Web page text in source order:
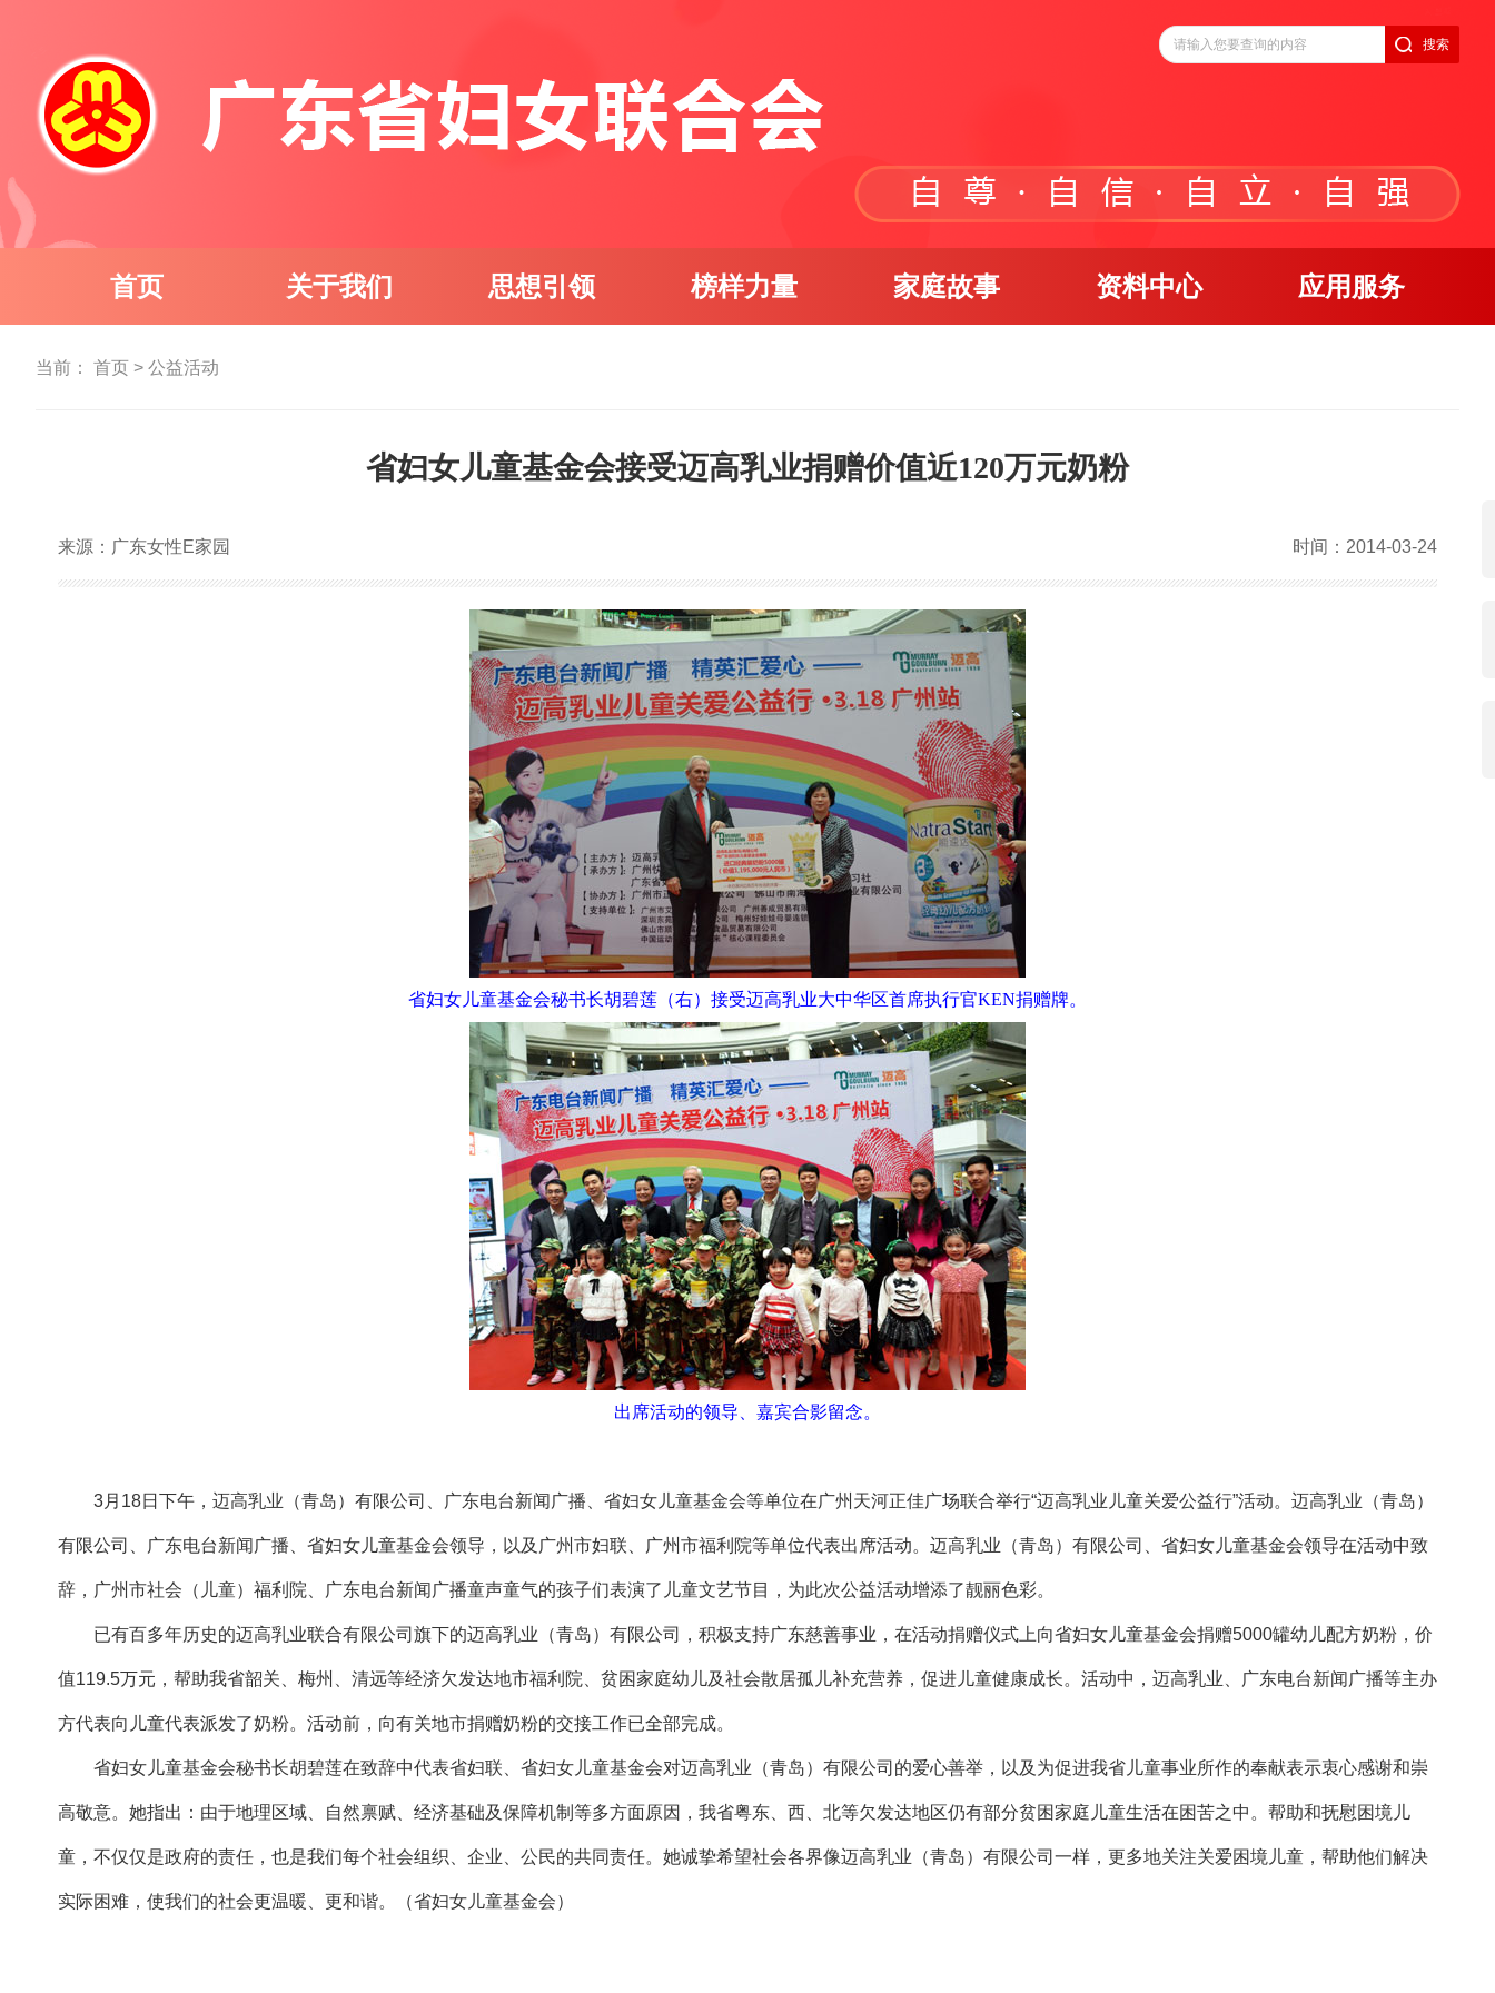
搜索
首页 关于我们 思想引领 榜样力量 家庭故事 资料中心 应用服务
当前： 首页 > 公益活动
省妇女儿童基金会接受迈高乳业捐赠价值近120万元奶粉
来源：广东女性E家园 时间：2014-03-24
省妇女儿童基金会秘书长胡碧莲（右）接受迈高乳业大中华区首席执行官KEN捐赠牌。
出席活动的领导、嘉宾合影留念。
3月18日下午，迈高乳业（青岛）有限公司、广东电台新闻广播、省妇女儿童基金会等单位在广州天河正佳广场联合举行“迈高乳业儿童关爱公益行”活动。迈高乳业（青岛）
有限公司、广东电台新闻广播、省妇女儿童基金会领导，以及广州市妇联、广州市福利院等单位代表出席活动。迈高乳业（青岛）有限公司、省妇女儿童基金会领导在活动中致
辞，广州市社会（儿童）福利院、广东电台新闻广播童声童气的孩子们表演了儿童文艺节目，为此次公益活动增添了靓丽色彩。
已有百多年历史的迈高乳业联合有限公司旗下的迈高乳业（青岛）有限公司，积极支持广东慈善事业，在活动捐赠仪式上向省妇女儿童基金会捐赠5000罐幼儿配方奶粉，价
值119.5万元，帮助我省韶关、梅州、清远等经济欠发达地市福利院、贫困家庭幼儿及社会散居孤儿补充营养，促进儿童健康成长。活动中，迈高乳业、广东电台新闻广播等主办
方代表向儿童代表派发了奶粉。活动前，向有关地市捐赠奶粉的交接工作已全部完成。
省妇女儿童基金会秘书长胡碧莲在致辞中代表省妇联、省妇女儿童基金会对迈高乳业（青岛）有限公司的爱心善举，以及为促进我省儿童事业所作的奉献表示衷心感谢和崇
高敬意。她指出：由于地理区域、自然禀赋、经济基础及保障机制等多方面原因，我省粤东、西、北等欠发达地区仍有部分贫困家庭儿童生活在困苦之中。帮助和抚慰困境儿
童，不仅仅是政府的责任，也是我们每个社会组织、企业、公民的共同责任。她诚挚希望社会各界像迈高乳业（青岛）有限公司一样，更多地关注关爱困境儿童，帮助他们解决
实际困难，使我们的社会更温暖、更和谐。（省妇女儿童基金会）